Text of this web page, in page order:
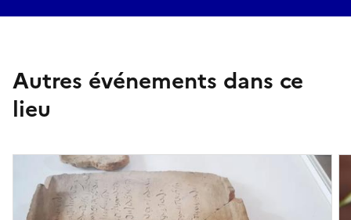
Autres événements dans ce
lieu